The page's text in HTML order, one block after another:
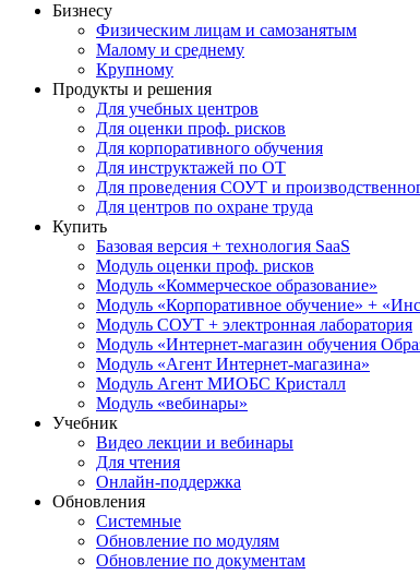
Бизнесу
Физическим лицам и самозанятым
Малому и среднему
Крупному
Продукты и решения
Для учебных центров
Для оценки проф. рисков
Для корпоративного обучения
Для инструктажей по ОТ
Для проведения СОУТ и
Для центров по охране труда
Купить
Базовая версия + технология SaaS
Модуль оценки проф. рисков
Модуль «Коммерческое образование»
Модуль «Корпоративное обучение» +
Модуль СОУТ + электронная лаборатория
Модуль «Интернет-магазин обучения
Модуль «Агент Интернет-магазина»
Модуль Агент МИОБС Кристалл
Модуль «вебинары»
Учебник
Видео лекции и вебинары
Для чтения
Онлайн-поддержка
Обновления
Системные
Обновление по модулям
Обновление по документам